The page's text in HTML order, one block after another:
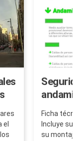
el
Ficha
Incluye
su montaje